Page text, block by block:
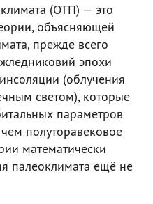
(ОТП) — это
объясняющей
прежде всего
эпохи
(облучения
светом), которые
параметров
полуторавековое
математически
палеоклимата ещё не